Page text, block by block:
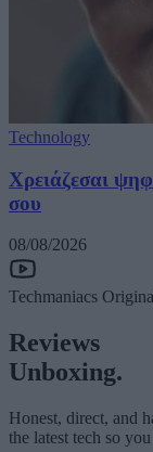
Technology
Χρειάζεσαι
σου
08/08/2026
Techmaniacs
Reviews
Unboxing.
Honest, direct, and
the latest tech so